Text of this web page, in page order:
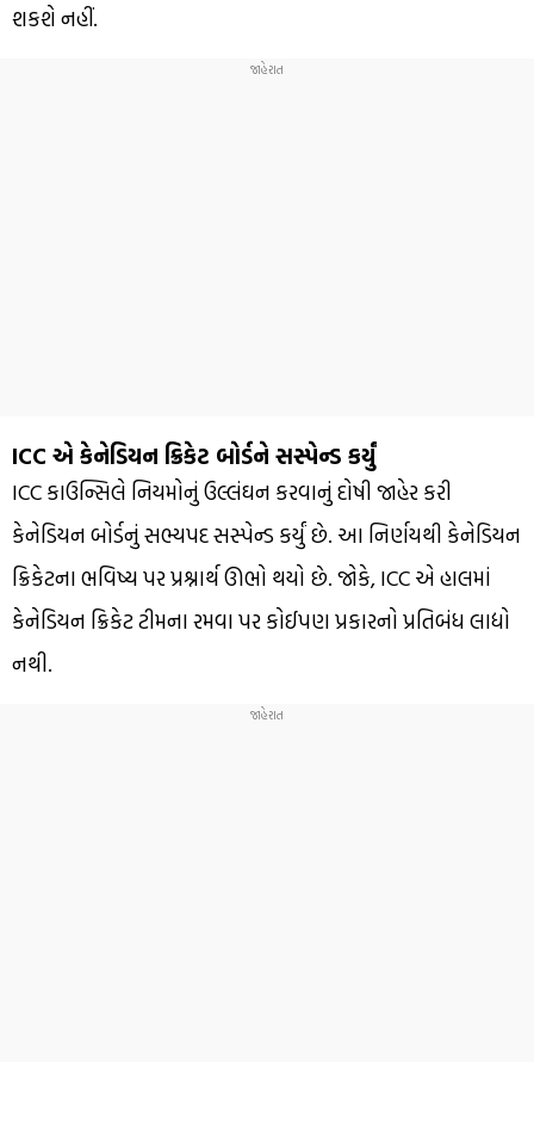
શકશે નહીં.
ICC એ કેનેડિયન ક્રિકેટ બોર્ડને સસ્પેન્ડ કર્યું
ICC કાઉન્સિલે નિયમોનું ઉલ્લંઘન કરવાનું દોષી જાહેર કરી
કેનેડિયન બોર્ડનું સભ્યપદ સસ્પેન્ડ કર્યું છે. આ નિર્ણયથી કેનેડિયન
ક્રિકેટના ભવિષ્ય પર પ્રશ્નાર્થ ઊભો થયો છે. જોકે, ICC એ હાલમાં
કેનેડિયન ક્રિકેટ ટીમના રમવા પર કોઈપણ પ્રકારનો પ્રતિબંધ લાદ્યો
નથી.